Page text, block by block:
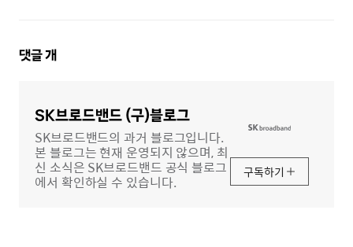
댓
댓글개
SK브로드밴드 (구)블로그
SK브로드밴드의 과거 블로그입니다.
본 블로그는 현재 운영되지 않으며, 최
신 소식은 SK브로드밴드 공식 블로그
에서 확인하실 수 있습니다.
구독하기